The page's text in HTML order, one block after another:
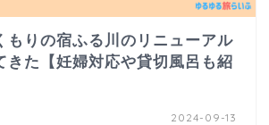
もりの宿ふる川のリニューアル
きた【妊婦対応や貸切風呂も紹
2024-09-13